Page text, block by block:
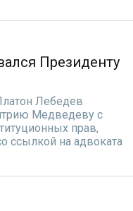
Президенту
Лебедев
Медведеву с
прав,
ссылкой на адвоката